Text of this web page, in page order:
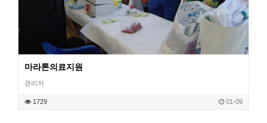
마라톤의료지원
관리자
1729 01-09